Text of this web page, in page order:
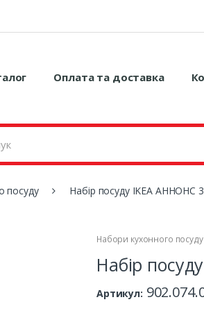
Оплата та доставка
посуду Набір посуду IKEA АННОНС
Набори кухонного посуду
Набір
Артикул: